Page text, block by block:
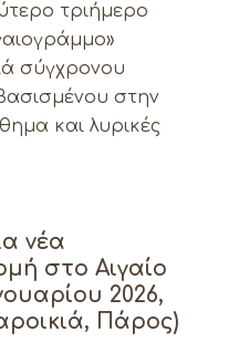
τριήμερο
σύγχρονου
στην
και λυρικές
νέα
στο Αιγαίο
2026,
Πάρος)